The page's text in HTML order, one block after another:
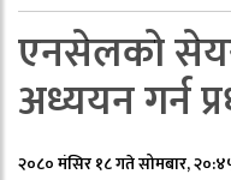
एनसेलको सेयर
अध्ययन गर्न
२०८० मंसिर १८ गते सोमबार,